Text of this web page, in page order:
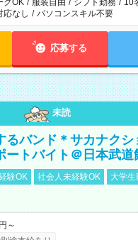
クOK / 服装自由 / シフト勤務 / 10
応なし / パソコンスキル不要
応募する
未読
るバンド＊サカナクシ
ートバイト＠日本武道
験OK 社会人未経験OK
大学生
～